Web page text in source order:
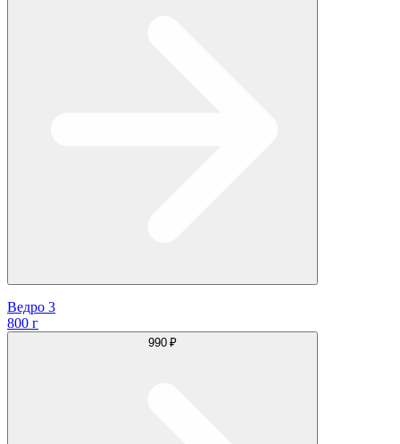
Ведро 3
800 г
990 ₽